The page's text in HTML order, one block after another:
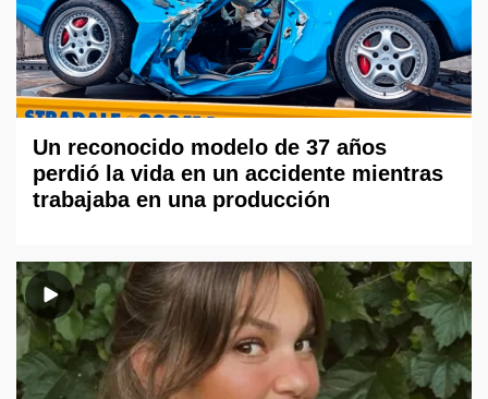
Un reconocido modelo de 37 años
perdió la vida en un accidente mientras
trabajaba en una producción